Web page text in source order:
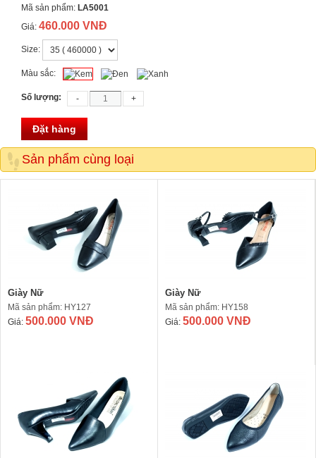
Mã sản phẩm: LA5001
Giá: 460.000 VNĐ
Size:
Màu sắc:
Số lượng:
Đặt hàng
Sản phẩm cùng loại
Giày Nữ
Mã sản phẩm: HY127
Giá: 500.000 VNĐ
Giày Nữ
Mã sản phẩm: HY158
Giá: 500.000 VNĐ